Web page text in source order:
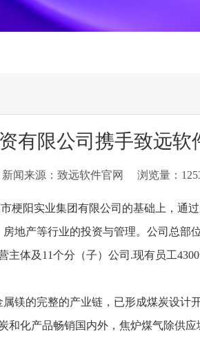
新一代AI智能体家族
CoMi Builder
协同运营与业务创新深度融合
央国企一体化
信创
运营商解决方案
推进数字政府和数字企业转型
有限公司携手致远软
新闻来源：致远软件官网 浏览量：
梗阳实业集团有限公司的基础上，通
地产等行业的投资与管理。公司总部
体及11个分（子）公司.现有员工
镁的完整的产业链，已形成煤炭设计
和化产品畅销国内外，焦炉煤气除供